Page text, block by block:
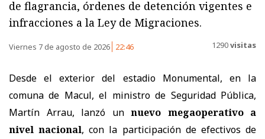
de flagrancia, órdenes de detención vigentes e
infracciones a la Ley de Migraciones.
Viernes 7 de agosto de 2026 22:46 1290visitas
Desde el exterior del estadio Monumental, en la
comuna de Macul, el ministro de Seguridad Pública,
Martín Arrau, lanzó un nuevo megaoperativo a
nivel nacional, con la participación de efectivos de